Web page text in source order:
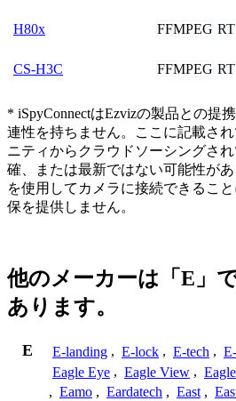
H80x FFMPEG
CS-H3C FFMPEG
* iSpyConnectはEzvizの製品との提
連性を持ちません。ここに記載さ
ニティからクラウドソーシングさ
確、または最新ではない可能性が
を使用してカメラに接続できるこ
保を提供しません。
他のメーカーは「E」
あります。
E E-landing , E-lock , E-tech ,
Eagle Eye , Eagle View ,
, Eamo , Eardatech , East ,